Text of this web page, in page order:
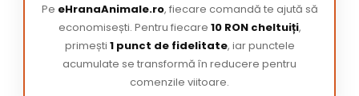
Pe eHranaAnimale.ro, fiecare comandă te ajută să
economisești. Pentru fiecare 10 RON cheltuiți,
primești 1 punct de fidelitate, iar punctele
acumulate se transformă în reducere pentru
comenzile viitoare.